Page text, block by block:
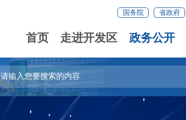
国务院 省政府
首页 走进开发区 政务公开